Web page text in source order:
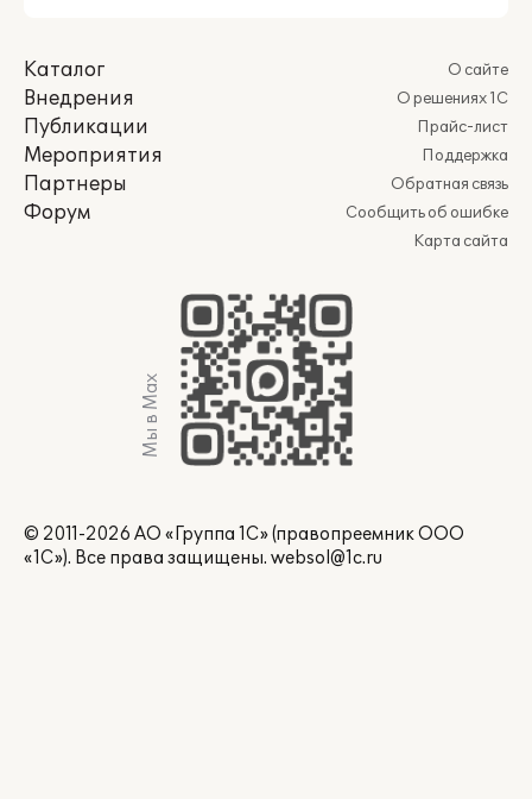
Каталог
Внедрения
Публикации
Мероприятия
Партнеры
Форум
О сайте
О решениях 1С
Прайс-лист
Поддержка
Обратная связь
Сообщить об ошибке
Карта сайта
Мы в Max
© 2011-2026 АО «Группа 1С» (правопреемник ООО
«1С»). Все права защищены. websol@1c.ru